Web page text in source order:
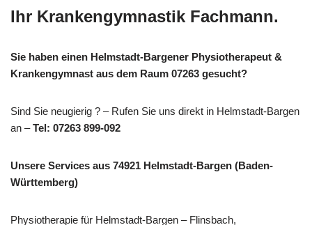
Ihr Krankengymnastik Fachmann.
Sie haben einen Helmstadt-Bargener Physiotherapeut &
Krankengymnast aus dem Raum 07263 gesucht?
Sind Sie neugierig ? – Rufen Sie uns direkt in Helmstadt-Bargen
an –Tel: 07263 899-092
Unsere Services aus 74921 Helmstadt-Bargen (Baden-
Württemberg)
Physiotherapie für Helmstadt-Bargen – Flinsbach,